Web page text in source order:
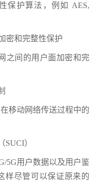
护算法，例如 AES,
密和完整性保护
之间的用户面加密和完
移动网络传送过程中的
）
5G用户数据以及用户鉴
样尽管可以保证原来的